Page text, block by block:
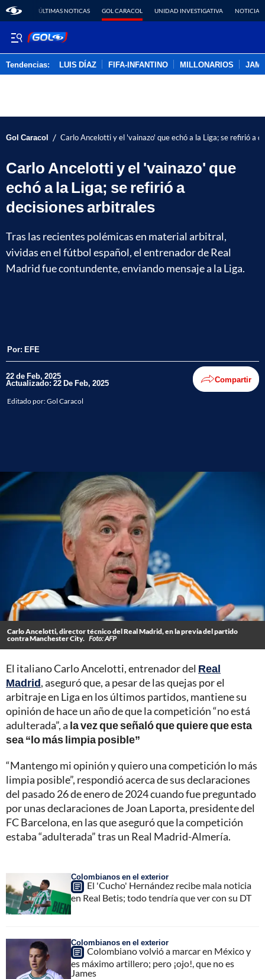
ÚLTIMAS NOTICAS GOL CARACOL UNIDAD INVESTIGATIVA NOTICIAS
Tendencias: LUIS DÍAZ FIFA-INFANTINO MILLONARIOS
Gol Caracol / Carlo Ancelotti y el 'vainazo' que echó a la Liga; se refirió a
Carlo Ancelotti y el 'vainazo' que
echó a la Liga; se refirió a
decisiones arbitrales
Tras las recientes polémicas en material arbitral,
vividas en el fútbol español, el entrenador de Real
Madrid fue contundente, enviando mensaje a la Liga.
Por: EFE
22 de Feb, 2025
Actualizado: 22 De Feb, 2025 Compartir
Editado por:Gol Caracol
Carlo Ancelotti, director técnico del Real Madrid, en la previa del partido
contra Manchester City. Foto: AFP
El italiano Carlo Ancelotti, entrenador del Real
Madrid, aseguró que, a pesar de las quejas por el
arbitraje en Liga en los últimos partidos, mantiene su
opinión de hace un año de que la competición “no está
adulterada”, a la vez que señaló que quiere que esta
sea “lo más limpia posible”
“Mantengo mi opinión y quiero una competición lo más
limpia posible”, respondió acerca de sus declaraciones
del pasado 26 de enero de 2024 cuando fue preguntado
por unas declaraciones de Joan Laporta, presidente del
FC Barcelona, en las que aseguró que la competición
estaba “adulterada” tras un Real Madrid-Almería.
Colombianos en el exterior
El 'Cucho' Hernández recibe mala noticia
en Real Betis; todo tendría que ver con su DT
Colombianos en el exterior
Colombiano volvió a marcar en México y
es máximo artillero; pero ¡ojo!, que no es
James